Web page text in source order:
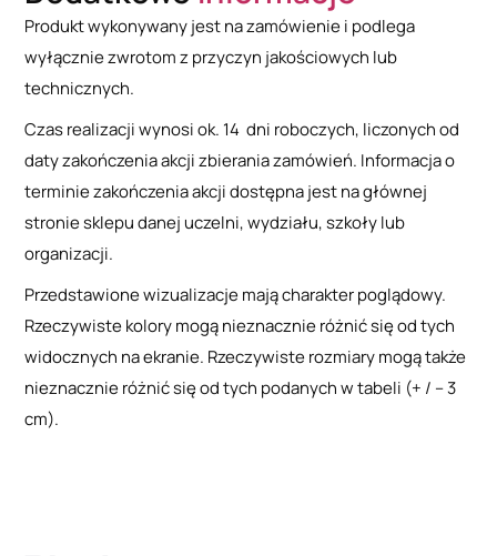
Produkt wykonywany jest na zamówienie i podlega
wyłącznie zwrotom z przyczyn jakościowych lub
technicznych.
Czas realizacji wynosi ok. 14 dni roboczych, liczonych od
daty zakończenia akcji zbierania zamówień. Informacja o
terminie zakończenia akcji dostępna jest na głównej
stronie sklepu danej uczelni, wydziału, szkoły lub
organizacji.
Przedstawione wizualizacje mają charakter poglądowy.
Rzeczywiste kolory mogą nieznacznie różnić się od tych
widocznych na ekranie. Rzeczywiste rozmiary mogą także
nieznacznie różnić się od tych podanych w tabeli (+ / – 3
cm).